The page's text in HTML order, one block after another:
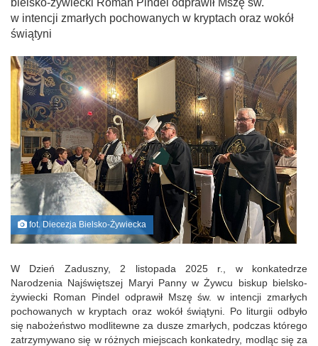
bielsko-żywiecki Roman Pindel odprawił Mszę św.
w intencji zmarłych pochowanych w kryptach oraz wokół
świątyni
fot. Diecezja Bielsko-Żywiecka
W Dzień Zaduszny, 2 listopada 2025 r., w konkatedrze
Narodzenia Najświętszej Maryi Panny w Żywcu biskup bielsko-
żywiecki Roman Pindel odprawił Mszę św. w intencji zmarłych
pochowanych w kryptach oraz wokół świątyni. Po liturgii odbyło
się nabożeństwo modlitewne za dusze zmarłych, podczas którego
zatrzymywano się w różnych miejscach konkatedry, modląc się za